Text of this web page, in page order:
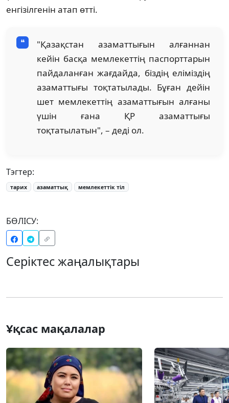
енгізілгенін атап өтті.
"Қазақстан азаматтығын алғаннан
кейін басқа мемлекеттің паспорттарын
пайдаланған жағдайда, біздің еліміздің
азаматтығы тоқтатылады. Бұған дейін
шет мемлекеттің азаматтығын алғаны
үшін ғана ҚР азаматтығы
тоқтатылатын", – деді ол.
Тэгтер:
тарих азаматтық мемлекеттік тіл
БӨЛІСУ:
Серіктес жаңалықтары
Ұқсас мақалалар